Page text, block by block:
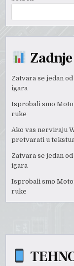
Zatvara se jedan
igara
Isprobali smo
ruke
Ako vas nerviraju
pretvarati u
Zatvara se jedan
igara
Isprobali smo
ruke